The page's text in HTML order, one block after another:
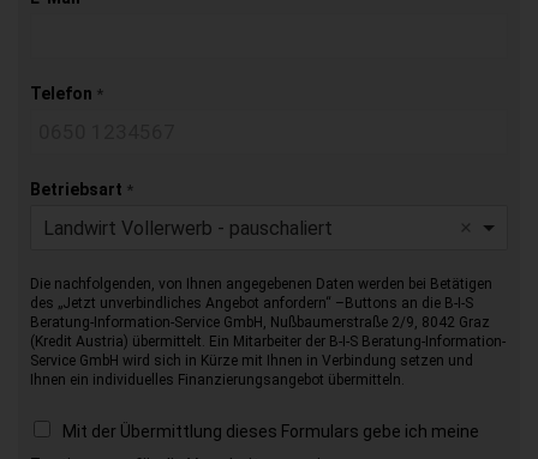
Telefon *
Betriebsart *
Landwirt Vollerwerb - pauschaliert
Die nachfolgenden, von Ihnen angegebenen Daten werden bei Betätigen
des „Jetzt unverbindliches Angebot anfordern“ –Buttons an die B-I-S
Beratung-Information-Service GmbH, Nußbaumerstraße 2/9, 8042 Graz
(Kredit Austria) übermittelt. Ein Mitarbeiter der B-I-S Beratung-Information-
Service GmbH wird sich in Kürze mit Ihnen in Verbindung setzen und
Ihnen ein individuelles Finanzierungsangebot übermitteln.
Mit der Übermittlung dieses Formulars gebe ich meine